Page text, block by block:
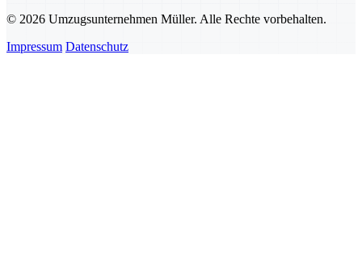
© 2026 Umzugsunternehmen Müller. Alle Rechte vorbehalten.
Impressum Datenschutz